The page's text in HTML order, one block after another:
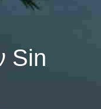
Sin